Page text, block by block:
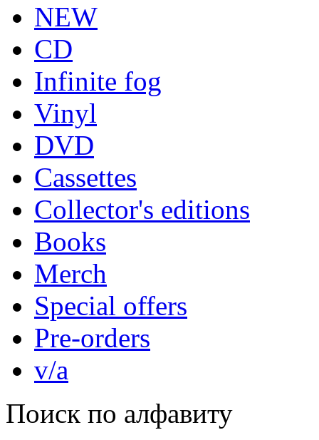
NEW
CD
Infinite fog
Vinyl
DVD
Cassettes
Collector's editions
Books
Merch
Special offers
Pre-orders
v/a
Поиск по алфавиту